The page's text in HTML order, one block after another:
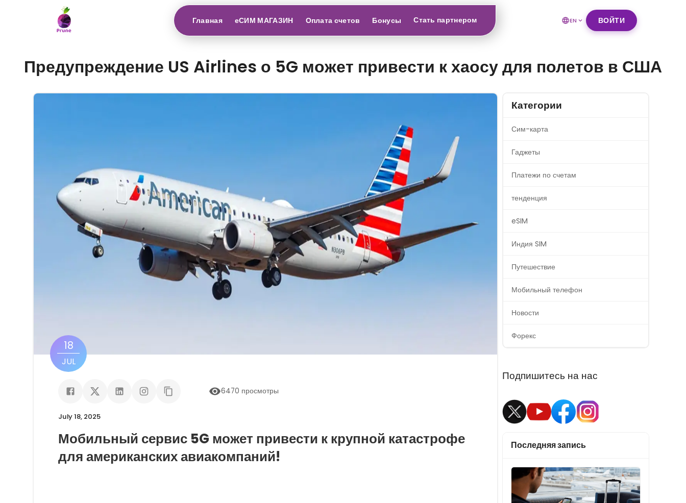
Главная еСИМ МАГАЗИН Оплата счетов Бонусы Стать партнером EN ВОЙТИ
Предупреждение US Airlines о 5G может привести к хаосу для полетов в США
18
JUL
6470 просмотры
July 18, 2025
Мобильный сервис 5G может привести к крупной катастрофе
для американских авиакомпаний!
Категории
Сим-карта
Гаджеты
Платежи по счетам
тенденция
eSIM
Индия SIM
Путешествие
Мобильный телефон
Новости
Форекс
Подпишитесь на нас
Последняя запись